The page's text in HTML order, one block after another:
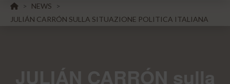
HOME
> NEWS
>
JULIÁN CARRÓN SULLA SITUAZIONE POLITICA ITALIANA